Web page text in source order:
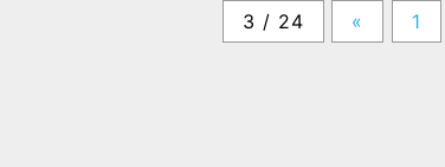
3 / 24 « 1